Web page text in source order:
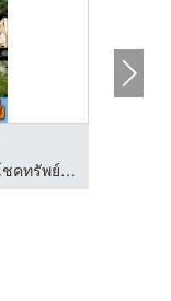
รับเคลียริ่งพื้นที่รกร้าง ปทุมธานี - โชคทรัพย์อภิชัย